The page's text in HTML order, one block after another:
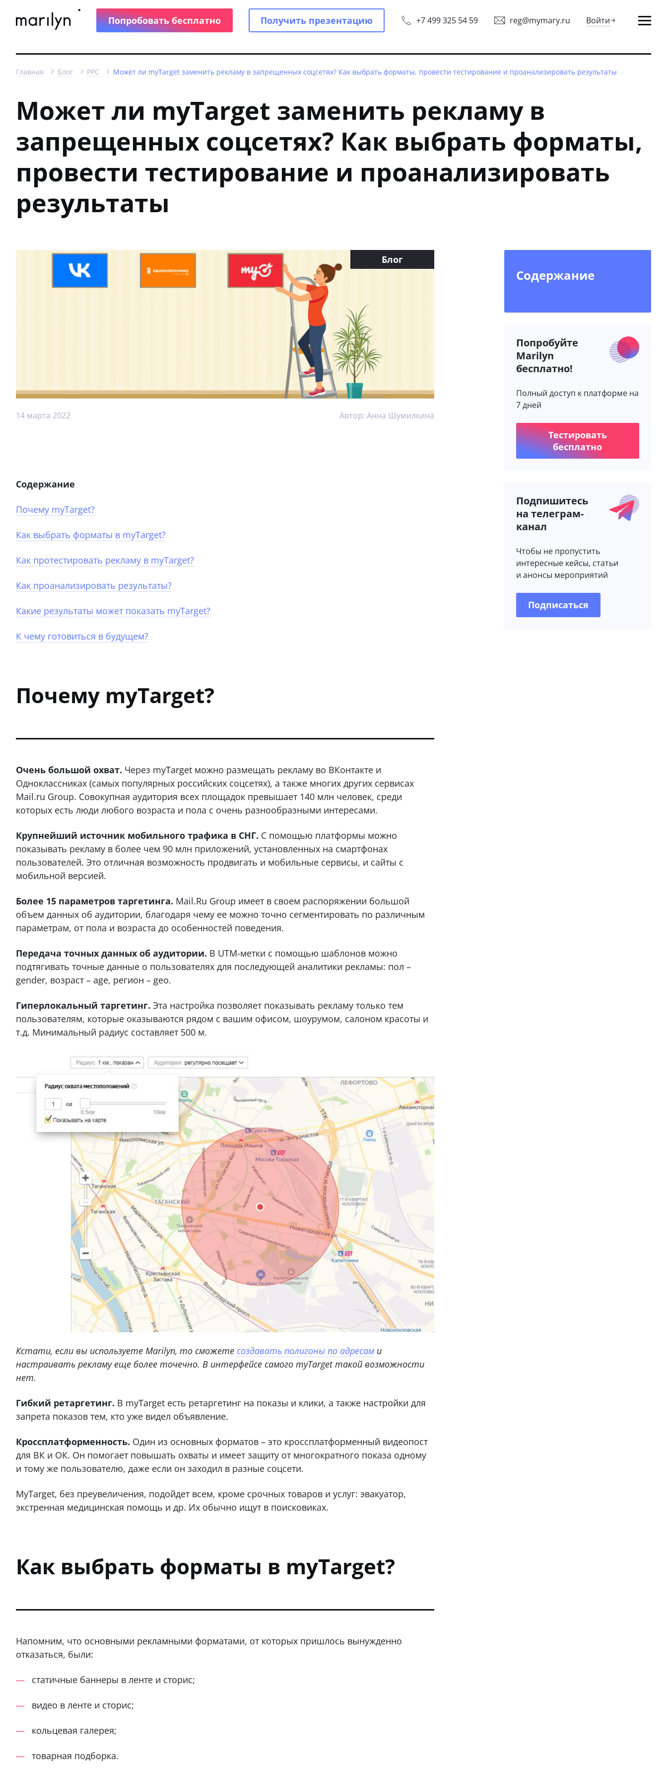
Попробовать бесплатно Получить презентацию +7 499 325 54 59 reg@mymary.ru Войти
Главная Блог PPC Может ли myTarget заменить рекламу в запрещенных соцсетях? Как выбрать форматы, провести тестирование и проанализировать результаты
Может ли myTarget заменить рекламу в
запрещенных соцсетях? Как выбрать форматы,
провести тестирование и проанализировать
результаты
Содержание
Попробуйте
Marilyn
бесплатно!
Полный доступ к платформе на
7 дней
Тестировать
бесплатно
Подпишитесь
на телеграм-
канал
Чтобы не пропустить
интересные кейсы, статьи
и анонсы мероприятий
Подписаться
Блог
14 марта 2022 Автор: Анна Шумилкина
Содержание
Почему myTarget?
Как выбрать форматы в myTarget?
Как протестировать рекламу в myTarget?
Как проанализировать результаты?
Какие результаты может показать myTarget?
К чему готовиться в будущем?
Почему myTarget?
Очень большой охват. Через myTarget можно размещать рекламу во ВКонтакте и
Одноклассниках (самых популярных российских соцсетях), а также многих других сервисах
Mail.ru Group. Совокупная аудитория всех площадок превышает 140 млн человек, среди
которых есть люди любого возраста и пола с очень разнообразными интересами.
Крупнейший источник мобильного трафика в СНГ. С помощью платформы можно
показывать рекламу в более чем 90 млн приложений, установленных на смартфонах
пользователей. Это отличная возможность продвигать и мобильные сервисы, и сайты с
мобильной версией.
Более 15 параметров таргетинга. Mail.Ru Group имеет в своем распоряжении большой
объем данных об аудитории, благодаря чему ее можно точно сегментировать по различным
параметрам, от пола и возраста до особенностей поведения.
Передача точных данных об аудитории. В UTM-метки с помощью шаблонов можно
подтягивать точные данные о пользователях для последующей аналитики рекламы: пол –
gender, возраст – age, регион – geo.
Гиперлокальный таргетинг. Эта настройка позволяет показывать рекламу только тем
пользователям, которые оказываются рядом с вашим офисом, шоурумом, салоном красоты и
т.д. Минимальный радиус составляет 500 м.
Кстати, если вы используете Marilyn, то сможете создавать полигоны по адресам и
настраивать рекламу еще более точечно. В интерфейсе самого myTarget такой возможности
нет.
Гибкий ретаргетинг. В myTarget есть ретаргетинг на показы и клики, а также настройки для
запрета показов тем, кто уже видел объявление.
Кроссплатформенность. Один из основных форматов – это кроссплатформенный видеопост
для ВК и ОК. Он помогает повышать охваты и имеет защиту от многократного показа одному
и тому же пользователю, даже если он заходил в разные соцсети.
MyTarget, без преувеличения, подойдет всем, кроме срочных товаров и услуг: эвакуатор,
экстренная медицинская помощь и др. Их обычно ищут в поисковиках.
Как выбрать форматы в myTarget?
Напомним, что основными рекламными форматами, от которых пришлось вынужденно
отказаться, были:
статичные баннеры в ленте и сторис;
видео в ленте и сторис;
кольцевая галерея;
товарная подборка.